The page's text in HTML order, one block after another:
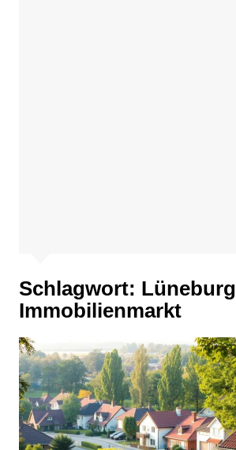
Schlagwort: Lüneburg
Immobilienmarkt